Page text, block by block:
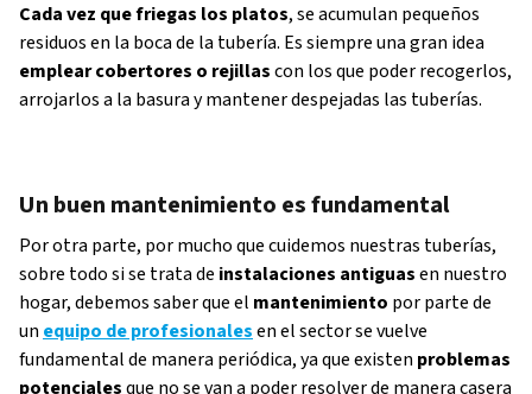
Cada vez que friegas los platos, se acumulan pequeños
residuos en la boca de la tubería. Es siempre una gran idea
emplear cobertores o rejillascon los que poder recogerlos,
arrojarlos a la basura y mantener despejadas las tuberías.
Un buen mantenimiento es fundamental
Por otra parte, por mucho que cuidemos nuestras tuberías,
sobre todo si se trata de instalaciones antiguasen nuestro
hogar, debemos saber que el mantenimiento por parte de
un equipo de profesionalesen el sector se vuelve
fundamental de manera periódica, ya que existen problemas
potencialesque no se van a poder resolver de manera casera